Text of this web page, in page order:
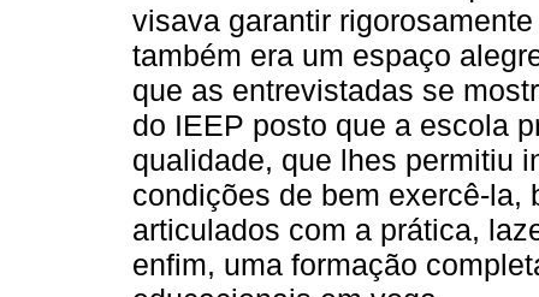
visava garantir
também era um espaço
que as entrevistadas se
do IEEP posto que a escola
qualidade, que lhes permitiu
condições de bem exercê-la,
articulados com a prática,
enfim, uma formação